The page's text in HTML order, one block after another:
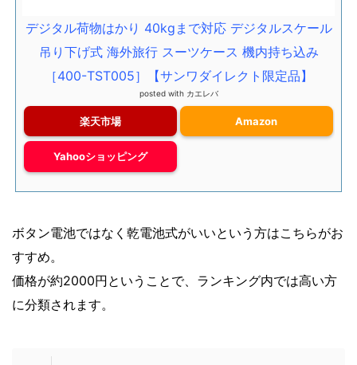
デジタル荷物はかり 40kgまで対応 デジタルスケール
吊り下げ式 海外旅行 スーツケース 機内持ち込み
［400-TST005］【サンワダイレクト限定品】
posted with カエレバ
楽天市場 Amazon
Yahooショッピング
ボタン電池ではなく乾電池式がいいという方はこちらがお
すすめ。
価格が約2000円ということで、ランキング内では高い方
に分類されます。